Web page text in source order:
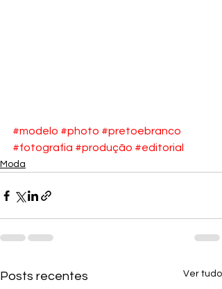
#modelo #photo #pretoebranco
#fotografia #produção #editorial
Moda
Posts recentes Ver tudo